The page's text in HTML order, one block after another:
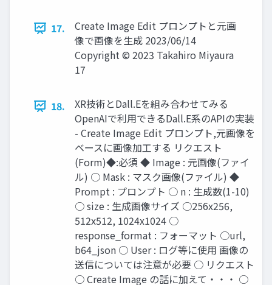
17.
Create Image Edit プロンプトと元画
像で画像を生成 2023/06/14
Copyright © 2023 Takahiro Miyaura
17
18.
XR技術とDall.Eを組み合わせてみる
OpenAIで利用できるDall.E系のAPIの実装
- Create Image Edit プロンプト,元画像を
ベースに画像加工する リクエスト
(Form)◆:必須 ◆ Image : 元画像(ファイ
ル) ○ Mask : マスク画像(ファイル) ◆
Prompt : プロンプト ○ n : 生成数(1-10)
○ size : 生成画像サイズ ○256x256,
512x512, 1024x1024 ○
response_format : フォーマット ○url,
b64_json ○ User : ログ等に使用 画像の
送信については注意が必要 ○ リクエスト
○ Create Image の話に加えて・・・ ○